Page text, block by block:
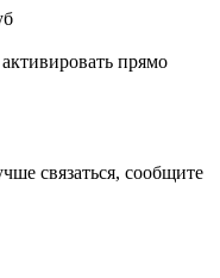
прямо
связаться, сообщите